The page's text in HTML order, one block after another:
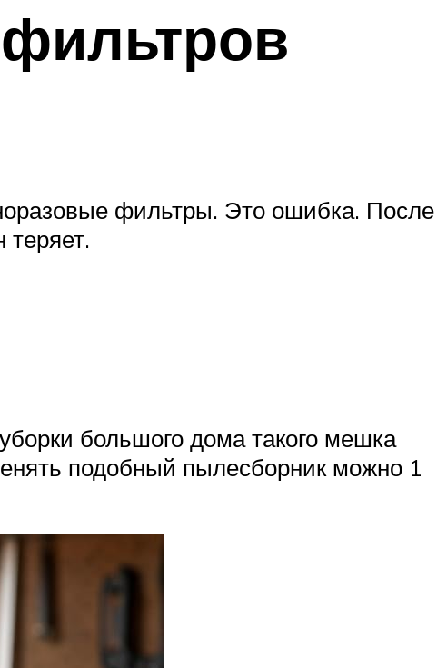
фильтры. Это ошибка. После
большого дома такого мешка
подобный пылесборник можно 1